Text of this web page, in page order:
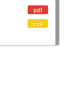
pdf
csv